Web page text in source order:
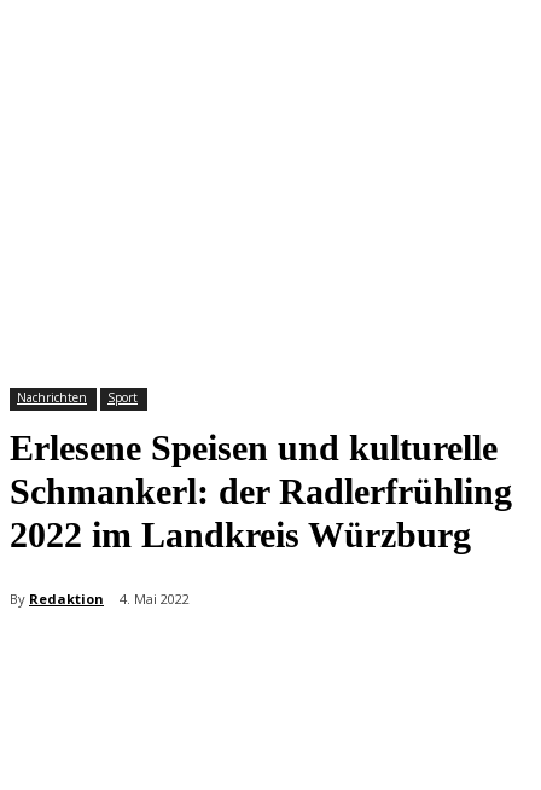
Nachrichten Sport
Erlesene Speisen und kulturelle
Schmankerl: der Radlerfrühling
2022 im Landkreis Würzburg
By Redaktion 4. Mai 2022